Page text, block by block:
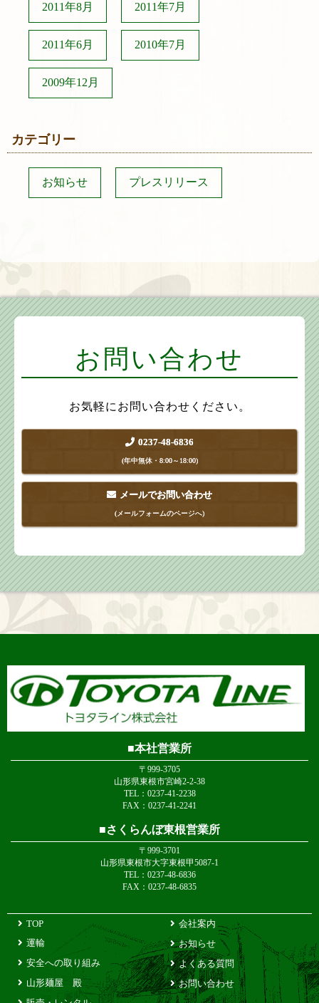
2011年8月 2011年7月
2011年6月 2010年7月
2009年12月
カテゴリー
お知らせ プレスリリース
お問い合わせ
お気軽にお問い合わせください。
0237-48-6836
(年中無休・8:00～18:00)
メールでお問い合わせ
(メールフォームのページへ)
本社営業所
〒999-3705
山形県東根市宮崎2-2-38
TEL：0237-41-2238
FAX：0237-41-2241
さくらんぼ東根営業所
〒999-3701
山形県東根市大字東根甲5087-1
TEL：0237-48-6836
FAX：0237-48-6835
TOP
運輸
安全への取り組み
山形麺屋 殿
会社案内
お知らせ
よくある質問
お問い合わせ